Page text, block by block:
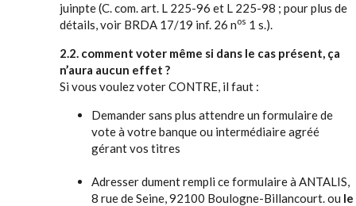
juinpte (C. com. art. L 225-96 et L 225-98 ; pour plus de
détails, voir BRDA 17/19 inf. 26 nos 1 s.).
2.2. comment voter même si dans le cas présent, ça
n’aura aucun effet ?
Si vous voulez voter CONTRE, il faut :
Demander sans plus attendre un formulaire de
vote à votre banque ou intermédiaire agréé
gérant vos titres
Adresser dument rempli ce formulaire à ANTALIS,
8 rue de Seine, 92100 Boulogne-Billancourt. ou le